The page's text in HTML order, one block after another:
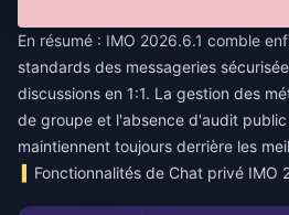
En résumé : IMO 2026.6.1 comble
standards des messageries
discussions en 1:1. La gestion des
de groupe et l'absence d'audit
maintiennent toujours derrière les
Fonctionnalités de Chat privé